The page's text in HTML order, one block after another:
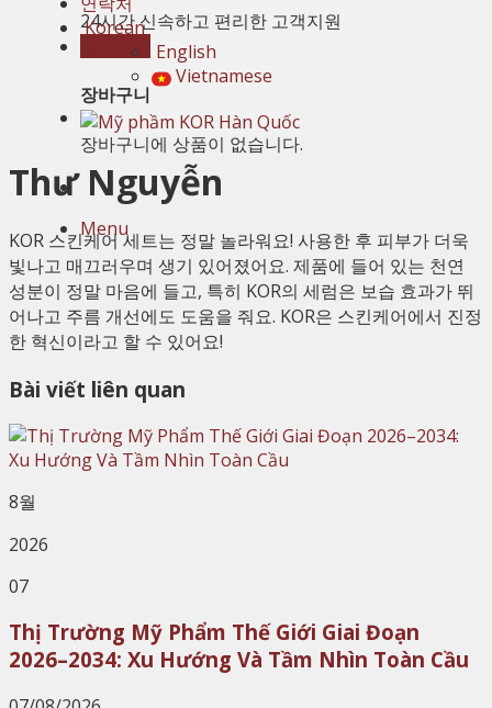
24시간 신속하고 편리한 고객지원
장바구니
장바구니
장바구니에 상품이 없습니다.
Menu
Korean
English
Vietnamese
Thư Nguyễn
KOR 스킨케어 세트는 정말 놀라워요! 사용한 후 피부가 더욱
빛나고 매끄러우며 생기 있어졌어요. 제품에 들어 있는 천연
성분이 정말 마음에 들고, 특히 KOR의 세럼은 보습 효과가 뛰
어나고 주름 개선에도 도움을 줘요. KOR은 스킨케어에서 진정
한 혁신이라고 할 수 있어요!
Bài viết liên quan
8월
2026
07
Thị Trường Mỹ Phẩm Thế Giới Giai Đoạn
2026–2034: Xu Hướng Và Tầm Nhìn Toàn Cầu